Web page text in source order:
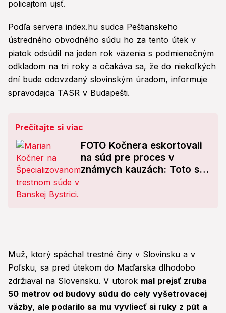
policajtom ujsť.
Podľa servera index.hu sudca Peštianskeho
ústredného obvodného súdu ho za tento útek v
piatok odsúdil na jeden rok väzenia s podmienečným
odkladom na tri roky a očakáva sa, že do niekoľkých
dní bude odovzdaný slovinským úradom, informuje
spravodajca TASR v Budapešti.
Prečítajte si viac
FOTO Kočnera eskortovali
na súd pre proces v
známych kauzách: Toto sa
Muž, ktorý spáchal trestné činy v Slovinsku a v
Poľsku, sa pred útekom do Maďarska dlhodobo
zdržiaval na Slovensku. V utorok mal prejsť zruba
50 metrov od budovy súdu do cely vyšetrovacej
väzby, ale podarilo sa mu vyvliecť si ruky z pút a